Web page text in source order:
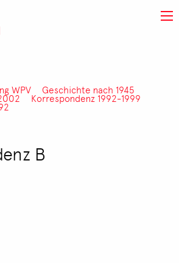
WPV Geschichte nach 1945
Korrespondenz 1992-1999
B